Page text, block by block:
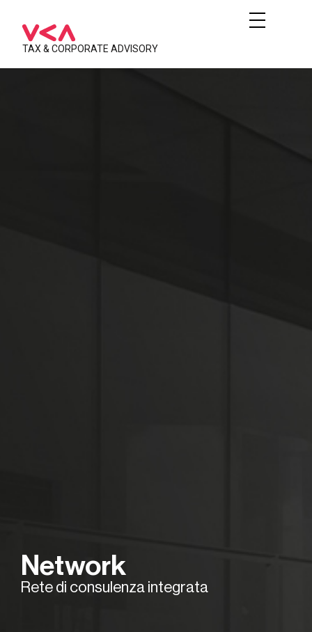
TAX & CORPORATE ADVISORY
Network
Rete di consulenza integrata